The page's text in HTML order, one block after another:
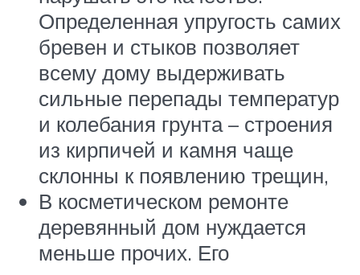
Определенная упругость самих
бревен и стыков позволяет
всему дому выдерживать
сильные перепады температур
и колебания грунта – строения
из кирпичей и камня чаще
склонны к появлению трещин,
В косметическом ремонте
деревянный дом нуждается
меньше прочих. Его